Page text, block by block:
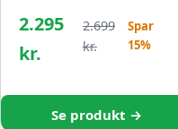
2.295
kr.
2.699
kr.
Spar
15%
Se produkt →